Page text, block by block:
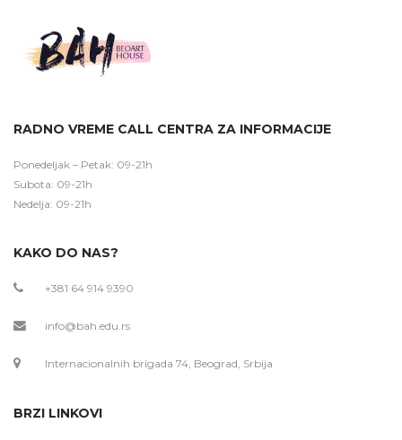
RADNO VREME CALL CENTRA ZA INFORMACIJE
Ponedeljak – Petak: 09-21h
Subota: 09-21h
Nedelja: 09-21h
KAKO DO NAS?
+381 64 914 9390
info@bah.edu.rs
Internacionalnih brigada 74, Beograd, Srbija
BRZI LINKOVI